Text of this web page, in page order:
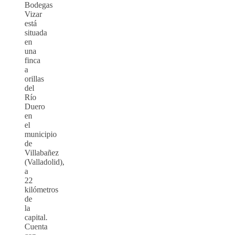
Bodegas
Vizar
está
situada
en
una
finca
a
orillas
del
Río
Duero
en
el
municipio
de
Villabañez
(Valladolid),
a
22
kilómetros
de
la
capital.
Cuenta